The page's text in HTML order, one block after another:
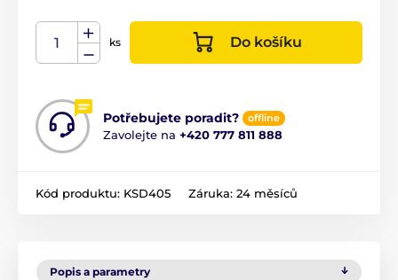
ks Do košíku
Potřebujete poradit? offline
Zavolejte na +420 777 811 888
Kód produktu: KSD405 Záruka: 24 měsíců
Popis a parametry